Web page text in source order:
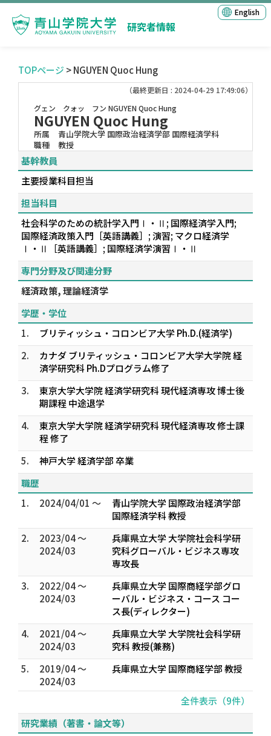
研究者情報
English
TOPページ > NGUYEN Quoc Hung
（最終更新日 : 2024-04-29 17:49:06）
グェン クォッ フン NGUYEN Quoc Hung
NGUYEN Quoc Hung
所属
青山学院大学 国際政治経済学部 国際経済学科
職種
教授
基幹教員
主要授業科目担当
担当科目
社会科学のための統計学入門Ⅰ・Ⅱ; 国際経済学入門;
国際経済政策入門［英語講義］; 演習; マクロ経済学
Ⅰ・Ⅱ［英語講義］; 国際経済学演習Ⅰ・Ⅱ
専門分野及び関連分野
経済政策, 理論経済学
学歴・学位
1.
ブリティッシュ・コロンビア大学 Ph.D.(経済学)
2.
カナダ ブリティッシュ・コロンビア大学大学院 経
済学研究科 Ph.Dプログラム修了
3.
東京大学大学院 経済学研究科 現代経済専攻 博士後
期課程 中途退学
4.
東京大学大学院 経済学研究科 現代経済専攻 修士課
程 修了
5.
神戸大学 経済学部 卒業
職歴
1.
2024/04/01 ～
青山学院大学 国際政治経済学部
国際経済学科 教授
2.
2023/04 ～
2024/03
兵庫県立大学 大学院社会科学研
究科グローバル・ビジネス専攻
専攻長
3.
2022/04 ～
2024/03
兵庫県立大学 国際商経学部グロ
ーバル・ビジネス・コース コー
ス長(ディレクター)
4.
2021/04 ～
2024/03
兵庫県立大学 大学院社会科学研
究科 教授(兼務)
5.
2019/04 ～
2024/03
兵庫県立大学 国際商経学部 教授
全件表示（9件）
研究業績（著書・論文等）